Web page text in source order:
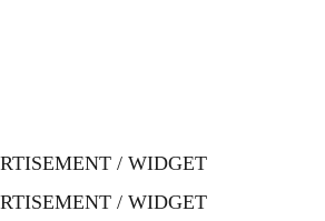
/ WIDGET
/ WIDGET